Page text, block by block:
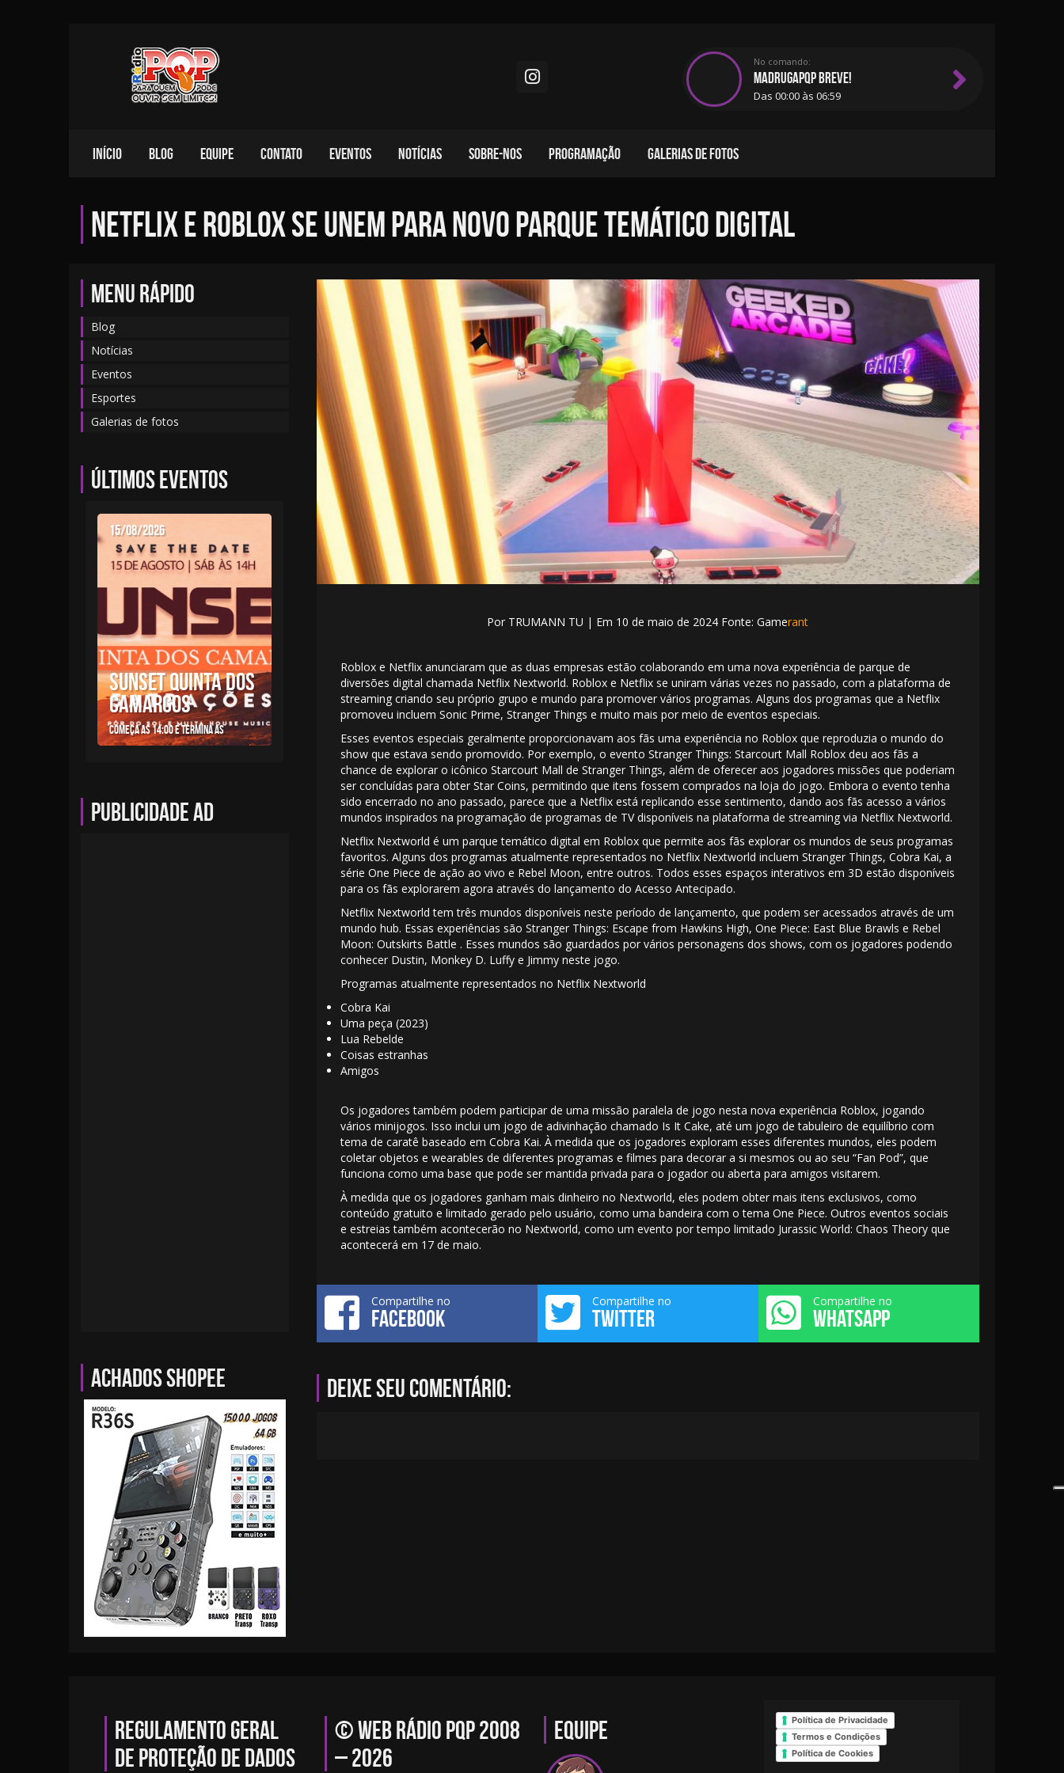
No comando:
MADRUGAPQP BREVE!
Das 00:00 às 06:59
INÍCIO BLOG EQUIPE CONTATO EVENTOS NOTÍCIAS SOBRE-NOS PROGRAMAÇÃO GALERIAS DE FOTOS
Netflix e Roblox se unem para novo parque temático digital
MENU RÁPIDO
Blog
Notícias
Eventos
Esportes
Galerias de fotos
Últimos eventos
15/08/2026
SUNSET QUINTA DOS
CAMARGOS
Começa as 14:00 e termina as
Publicidade AD
Achados Shopee
Por TRUMANN TU | Em 10 de maio de 2024 Fonte: Gamerant
Roblox e Netflix anunciaram que as duas empresas estão colaborando em uma nova experiência de parque de
diversões digital chamada Netflix Nextworld. Roblox e Netflix se uniram várias vezes no passado, com a plataforma de
streaming criando seu próprio grupo e mundo para promover vários programas. Alguns dos programas que a Netflix
promoveu incluem Sonic Prime, Stranger Things e muito mais por meio de eventos especiais.
Esses eventos especiais geralmente proporcionavam aos fãs uma experiência no Roblox que reproduzia o mundo do
show que estava sendo promovido. Por exemplo, o evento Stranger Things: Starcourt Mall Roblox deu aos fãs a
chance de explorar o icônico Starcourt Mall de Stranger Things, além de oferecer aos jogadores missões que poderiam
ser concluídas para obter Star Coins, permitindo que itens fossem comprados na loja do jogo. Embora o evento tenha
sido encerrado no ano passado, parece que a Netflix está replicando esse sentimento, dando aos fãs acesso a vários
mundos inspirados na programação de programas de TV disponíveis na plataforma de streaming via Netflix Nextworld.
Netflix Nextworld é um parque temático digital em Roblox que permite aos fãs explorar os mundos de seus programas
favoritos. Alguns dos programas atualmente representados no Netflix Nextworld incluem Stranger Things, Cobra Kai, a
série One Piece de ação ao vivo e Rebel Moon, entre outros. Todos esses espaços interativos em 3D estão disponíveis
para os fãs explorarem agora através do lançamento do Acesso Antecipado.
Netflix Nextworld tem três mundos disponíveis neste período de lançamento, que podem ser acessados ​​através de um
mundo hub. Essas experiências são Stranger Things: Escape from Hawkins High, One Piece: East Blue Brawls e Rebel
Moon: Outskirts Battle . Esses mundos são guardados por vários personagens dos shows, com os jogadores podendo
conhecer Dustin, Monkey D. Luffy e Jimmy neste jogo.
Programas atualmente representados no Netflix Nextworld
Cobra Kai
Uma peça (2023)
Lua Rebelde
Coisas estranhas
Amigos
Os jogadores também podem participar de uma missão paralela de jogo nesta nova experiência Roblox, jogando
vários minijogos. Isso inclui um jogo de adivinhação chamado Is It Cake, até um jogo de tabuleiro de equilíbrio com
tema de caratê baseado em Cobra Kai. À medida que os jogadores exploram esses diferentes mundos, eles podem
coletar objetos e wearables de diferentes programas e filmes para decorar a si mesmos ou ao seu “Fan Pod”, que
funciona como uma base que pode ser mantida privada para o jogador ou aberta para amigos visitarem.
À medida que os jogadores ganham mais dinheiro no Nextworld, eles podem obter mais itens exclusivos, como
conteúdo gratuito e limitado gerado pelo usuário, como uma bandeira com o tema One Piece. Outros eventos sociais
e estreias também acontecerão no Nextworld, como um evento por tempo limitado Jurassic World: Chaos Theory que
acontecerá em 17 de maio.
Compartilhe no
FACEBOOK
Compartilhe no
TWITTER
Compartilhe no
WHATSAPP
Deixe seu comentário:
Regulamento geral
de proteção de dados
© Web Rádio PQP 2008
– 2026
Equipe
Política de Privacidade
Termos e Condições
Política de Cookies